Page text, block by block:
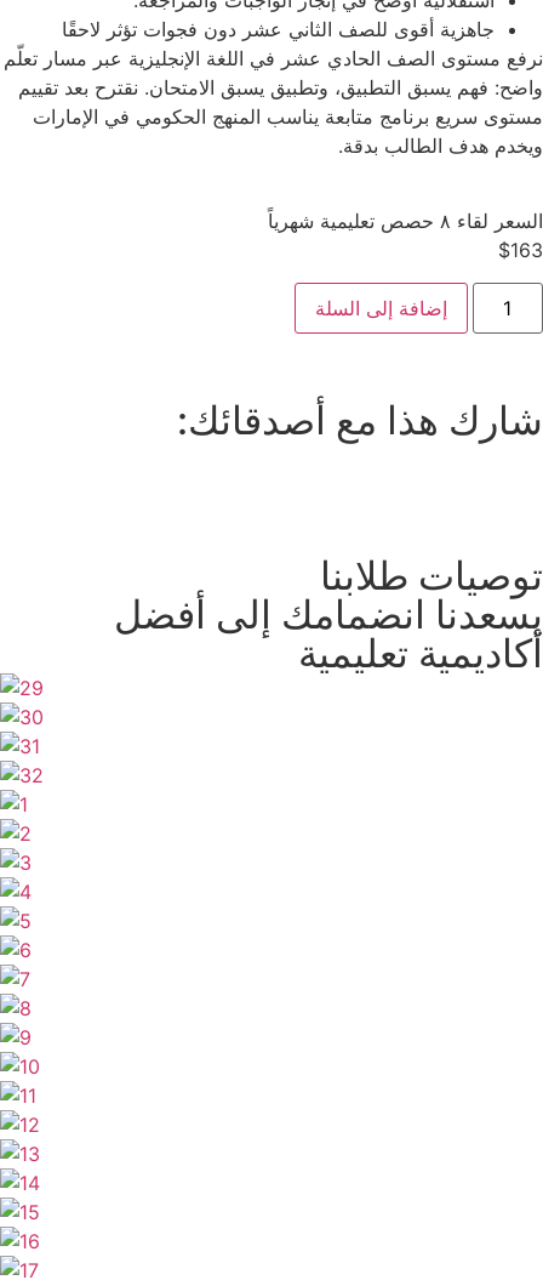
جاهزية أقوى للصف الثاني عشر دون فجوات تؤثر لاحقًا
نرفع مستوى الصف الحادي عشر في اللغة الإنجليزية عبر مسار تعلّم
واضح: فهم يسبق التطبيق، وتطبيق يسبق الامتحان. نقترح بعد تقييم
مستوى سريع برنامج متابعة يناسب المنهج الحكومي في الإمارات
ويخدم هدف الطالب بدقة.
السعر لقاء ٨ حصص تعليمية شهرياً
$163
إضافة إلى السلة
شارك هذا مع أصدقائك:
توصيات طلابنا
يسعدنا انضمامك إلى أفضل
أكاديمية تعليمية